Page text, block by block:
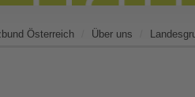
Österreich Über uns